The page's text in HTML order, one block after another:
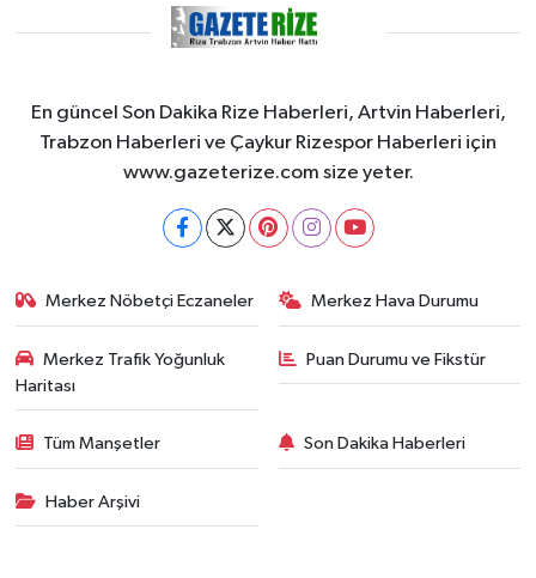
En güncel Son Dakika Rize Haberleri, Artvin Haberleri,
Trabzon Haberleri ve Çaykur Rizespor Haberleri için
www.gazeterize.com size yeter.
Merkez Nöbetçi Eczaneler Merkez Hava Durumu
Merkez Trafik Yoğunluk
Haritası
Puan Durumu ve Fikstür
Tüm Manşetler Son Dakika Haberleri
Haber Arşivi